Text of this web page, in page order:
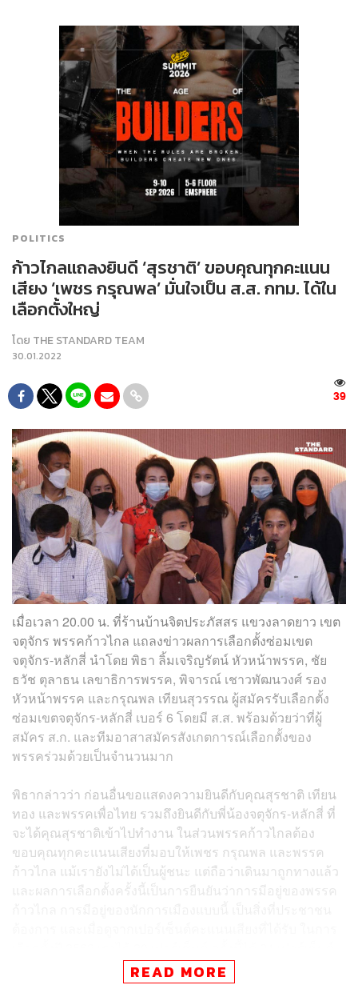
POLITICS
ก้าวไกลแถลงยินดี ‘สุรชาติ’ ขอบคุณทุกคะแนน
เสียง ‘เพชร กรุณพล’ มั่นใจเป็น ส.ส. กทม. ได้ใน
เลือกตั้งใหญ่
โดย THE STANDARD TEAM
30.01.2022
39
เมื่อเวลา 20.00 น. ที่ร้านบ้านจิตประภัสสร แขวงลาดยาว เขต
จตุจักร พรรคก้าวไกล แถลงข่าวผลการเลือกตั้งซ่อมเขต
จตุจักร-หลักสี่ นำโดย พิธา ลิ้มเจริญรัตน์ หัวหน้าพรรค, ชัย
ธวัช ตุลาธน เลขาธิการพรรค, พิจารณ์ เชาวพัฒนวงศ์ รอง
หัวหน้าพรรค และกรุณพล เทียนสุวรรณ ผู้สมัครรับเลือกตั้ง
ซ่อมเขตจตุจักร-หลักสี่ เบอร์ 6 โดยมี ส.ส. พร้อมด้วยว่าที่ผู้
สมัคร ส.ก. และทีมอาสาสมัครสังเกตการณ์เลือกตั้งของ
พรรคร่วมด้วยเป็นจำนวนมาก
พิธากล่าวว่า ก่อนอื่นขอแสดงความยินดีกับคุณสุรชาติ เทียน
ทอง และพรรคเพื่อไทย รวมถึงยินดีกับพี่น้องจตุจักร-หลักสี่ ที่
จะได้คุณสุรชาติเข้าไปทำงาน ในส่วนพรรคก้าวไกลต้อง
ขอบคุณทุกคะแนนเสียงที่มอบให้เพชร กรุณพล และพรรค
ก้าวไกล แม้เรายังไม่ได้เป็นผู้ชนะ แต่ถือว่าเดินมาถูกทางแล้ว
และผลการเลือกตั้งครั้งนี้เป็นการยืนยันว่าการมีอยู่ของพรรค
มากกว่าครั้งที่แล้ว ขอบคุณพี่น้องทุกคนที่ให้ความไว้วางใจ
READ MORE